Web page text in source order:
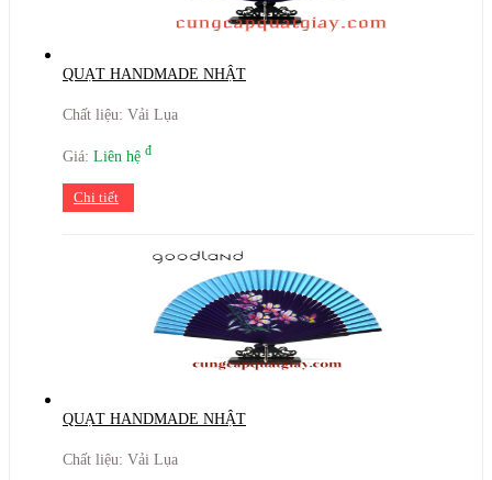
QUẠT HANDMADE NHẬT
Chất liệu: Vải Lụa
Giá: Liên hệ đ
Chi tiết
QUẠT HANDMADE NHẬT
Chất liệu: Vải Lụa